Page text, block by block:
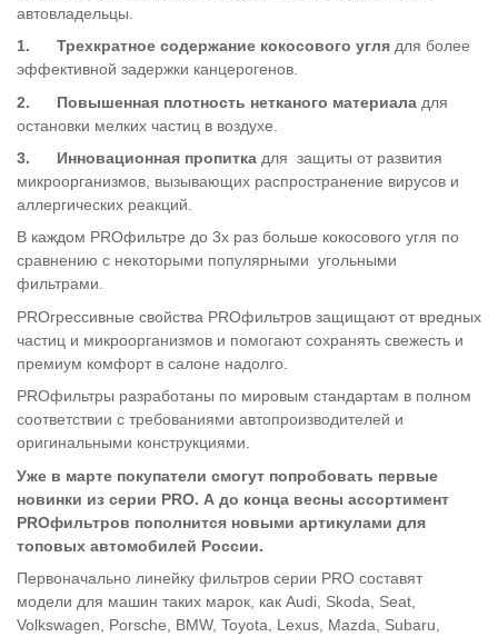
автовладельцы.
1.
Трехкратное содержание кокосового угля для более
эффективной задержки канцерогенов.
2. Повышенная плотность нетканого материала для
остановки мелких частиц в воздухе.
3. Инновационная пропитка для защиты от развития
микроорганизмов, вызывающих распространение вирусов и
аллергических реакций.
В каждом PROфильтре до 3х раз больше кокосового угля по
сравнению с некоторыми популярными угольными
фильтрами.
PROгрессивные свойства PROфильтров защищают от вредных
частиц и микроорганизмов и помогают сохранять свежесть и
премиум комфорт в салоне надолго.
PROфильтры разработаны по мировым стандартам в полном
соответствии с требованиями автопроизводителей и
оригинальными конструкциями.
Уже в марте покупатели смогут попробовать первые
новинки из серии PRO. А до конца весны ассортимент
PROфильтров пополнится новыми артикулами для
топовых автомобилей России.
Первоначально линейку фильтров серии PRO составят
модели для машин таких марок, как Audi, Skoda, Seat,
Volkswagen, Porsche, BMW, Toyota, Lexus, Mazda, Subaru,